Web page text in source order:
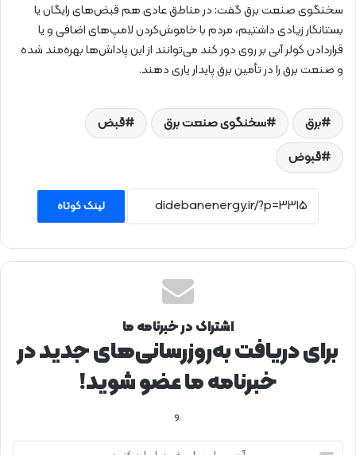
سخنگوی صنعت برق گفت: ️در مناطق عادی هم قبض‌های رایگان یا
بستانکار زیادی داشتیم، مردم با خاموش‌کردن لامپ‌های اضافی و یا
قراردادن کولر آبی بر روی دور کند می‌توانند از این پاداش‌ها بهره‌مند شده
و صنعت برق را در تأمین برق پایدار یاری دهند.
برق سخنگوی صنعت برق
قبض
قبوض
لینک کوتاه
اشتراک در خبرنامه ما
برای دریافت به‌روزرسانی‌های جدید در
خبرنامه ما عضو شوید!
.و
آ